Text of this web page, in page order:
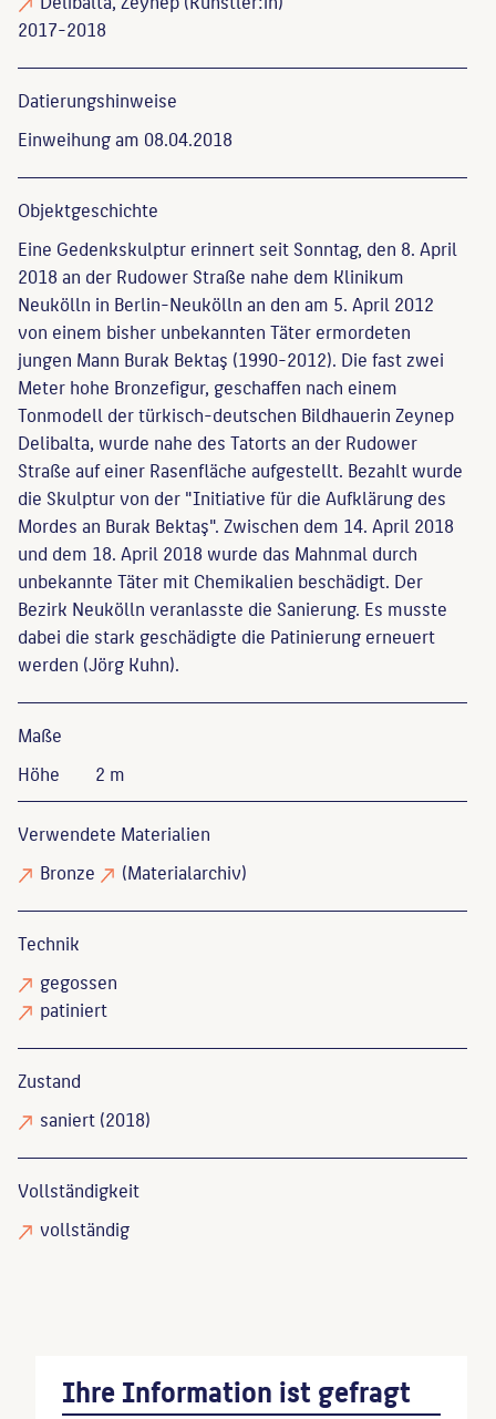
2017-2018
Datierungs­hinweise
Einweihung am 08.04.2018
Objekt­geschichte
Eine Gedenkskulptur erinnert seit Sonntag, den 8. April
2018 an der Rudower Straße nahe dem Klinikum
Neukölln in Berlin-Neukölln an den am 5. April 2012
von einem bisher unbekannten Täter ermordeten
jungen Mann Burak Bektaş (1990-2012). Die fast zwei
Meter hohe Bronzefigur, geschaffen nach einem
Tonmodell der türkisch-deutschen Bildhauerin Zeynep
Delibalta, wurde nahe des Tatorts an der Rudower
Straße auf einer Rasenfläche aufgestellt. Bezahlt wurde
die Skulptur von der "Initiative für die Aufklärung des
Mordes an Burak Bektaş". Zwischen dem 14. April 2018
und dem 18. April 2018 wurde das Mahnmal durch
unbekannte Täter mit Chemikalien beschädigt. Der
Bezirk Neukölln veranlasste die Sanierung. Es musste
dabei die stark geschädigte die Patinierung erneuert
werden (Jörg Kuhn).
Maße
Höhe
2 m
Verwendete Materialien
Bronze
(Materialarchiv)
Technik
gegossen
patiniert
Zustand
saniert(2018)
Vollständigkeit
vollständig
Ihre Information ist gefragt